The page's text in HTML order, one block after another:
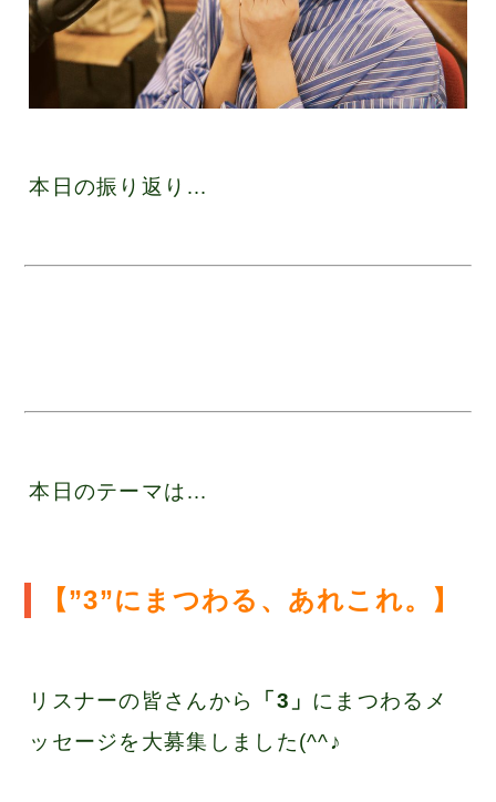
本日の振り返り…
本日のテーマは…
【”3”にまつわる、あれこれ。 】
リスナーの皆さんから 「3」 にまつわるメ
ッセージを大募集しました(^^♪